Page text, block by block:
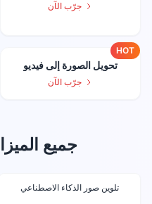
جرّب الآن
HOT
تحويل الصورة إلى فيديو
جرّب الآن
✨ جميع
تلوين صور الذكاء الاصطناعي